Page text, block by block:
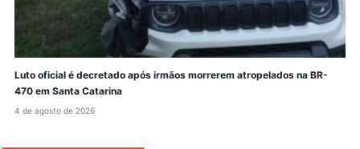
Luto oficial é decretado após irmãos morrerem atropelados na BR-
470 em Santa Catarina
4 de agosto de 2026